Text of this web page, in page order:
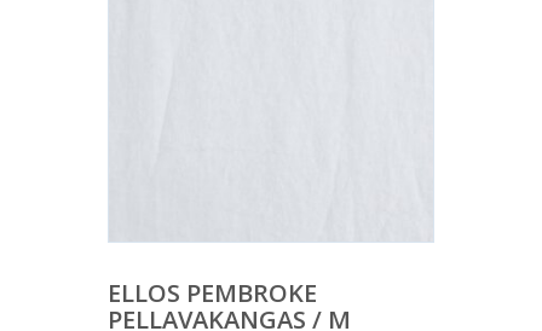
ELLOS PEMBROKE
PELLAVAKANGAS / M